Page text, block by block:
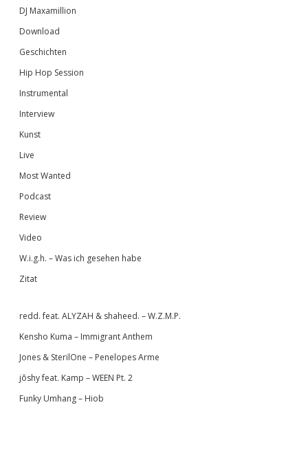
DJ Maxamillion
Download
Geschichten
Hip Hop Session
Instrumental
Interview
Kunst
Live
Most Wanted
Podcast
Review
Video
W.i.g.h. – Was ich gesehen habe
Zitat
redd. feat. ALYZAH & shaheed. – W.Z.M.P.
Kensho Kuma – Immigrant Anthem
Jones & SterilOne – Penelopes Arme
jōshy feat. Kamp – WEEN Pt. 2
Funky Umhang – Hiob